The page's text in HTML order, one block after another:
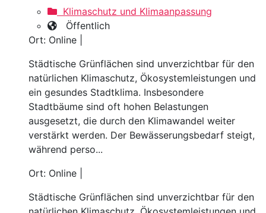
Klimaschutz und Klimaanpassung
Öffentlich
Ort: Online |
Städtische Grünflächen sind unverzichtbar für den
natürlichen Klimaschutz, Ökosystemleistungen und
ein gesundes Stadtklima. Insbesondere
Stadtbäume sind oft hohen Belastungen
ausgesetzt, die durch den Klimawandel weiter
verstärkt werden. Der Bewässerungsbedarf steigt,
während perso...
Ort: Online |
Städtische Grünflächen sind unverzichtbar für den